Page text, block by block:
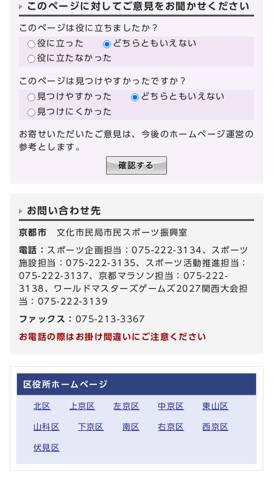
このページに対してご意見をお聞かせください
このページは役に立ちましたか？
役に立った
どちらともいえない
役に立たなかった
このページは見つけやすかったですか？
見つけやすかった
どちらともいえない
見つけにくかった
お寄せいただいたご意見は、今後のホームページ運営の
参考とします。
お問い合わせ先
京都市 文化市民局市民スポーツ振興室
電話： スポーツ企画担当：075-222-3134、スポーツ
施設担当：075-222-3135、スポーツ活動推進担当：
075-222-3137、京都マラソン担当：075-222-
3138、ワールドマスターズゲームズ2027関西大会担
当：075-222-3139
ファックス： 075-213-3367
お電話の際はお掛け間違いにご注意ください
区役所ホームページ
北区 上京区 左京区 中京区 東山区
山科区 下京区 南区 右京区 西京区
伏見区